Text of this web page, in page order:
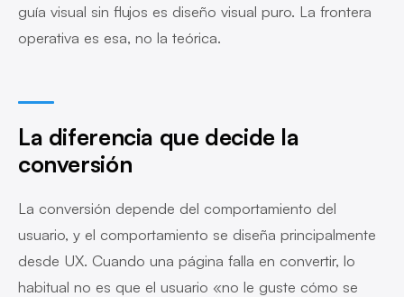
guía visual sin flujos es diseño visual puro. La frontera
operativa es esa, no la teórica.
La diferencia que decide la
conversión
La conversión depende del comportamiento del
usuario, y el comportamiento se diseña principalmente
desde UX. Cuando una página falla en convertir, lo
habitual no es que el usuario «no le guste cómo se